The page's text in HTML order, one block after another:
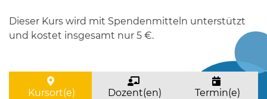
Dieser Kurs wird mit Spendenmitteln unterstützt
und kostet insgesamt nur 5 €.
Kursort(e) Dozent(en) Termin(e)